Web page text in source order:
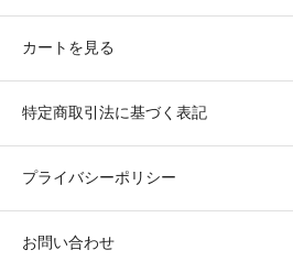
カートを見る
特定商取引法に基づく表記
プライバシーポリシー
お問い合わせ